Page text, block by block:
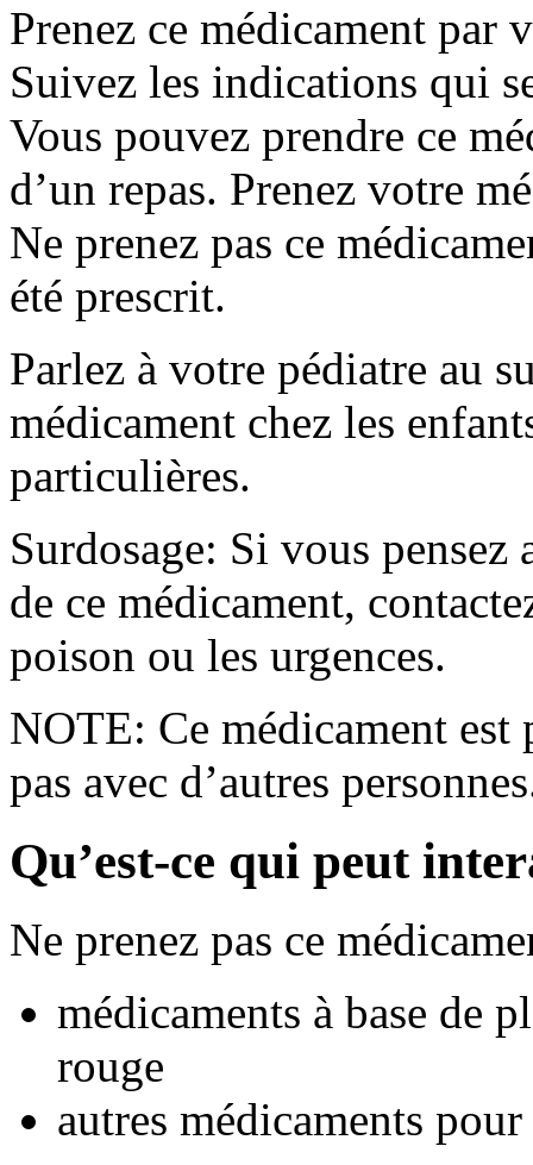
Prenez ce médicament par
Suivez les indications qui
Vous pouvez prendre ce
d’un repas. Prenez votre
Ne prenez pas ce
été prescrit.
Parlez à votre pédiatre au
médicament chez les
particulières.
Surdosage: Si vous
de ce médicament,
poison ou les urgences.
NOTE: Ce médicament est
pas avec d’autres
Qu’est-ce qui peut
Ne prenez pas ce
médicaments à base de
rouge
autres médicaments